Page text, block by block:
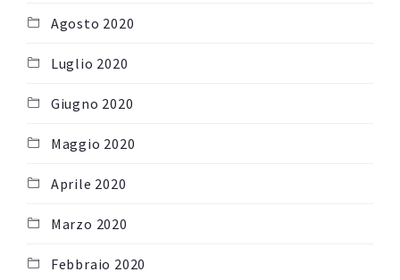
Agosto 2020
Luglio 2020
Giugno 2020
Maggio 2020
Aprile 2020
Marzo 2020
Febbraio 2020